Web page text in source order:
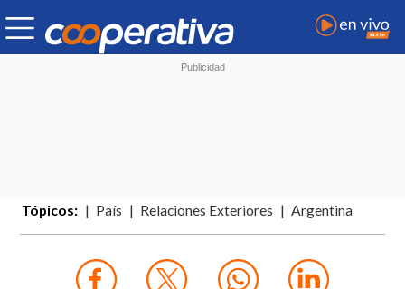
Tópicos: País Relaciones Exteriores Argentina